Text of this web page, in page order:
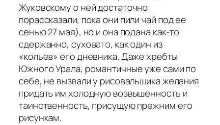
Жуковскому о ней достаточно
порассказали, пока они пили чай под ее
сенью 27 мая), но и она подана как-то
сдержанно, суховато, как один из
«кольев» его дневника. Даже хребты
Южного Урала, романтичные уже сами по
себе, не вызвали у рисовальщика желания
придать им холодную возвышенность и
таинственность, присущую прежним его
рисункам.